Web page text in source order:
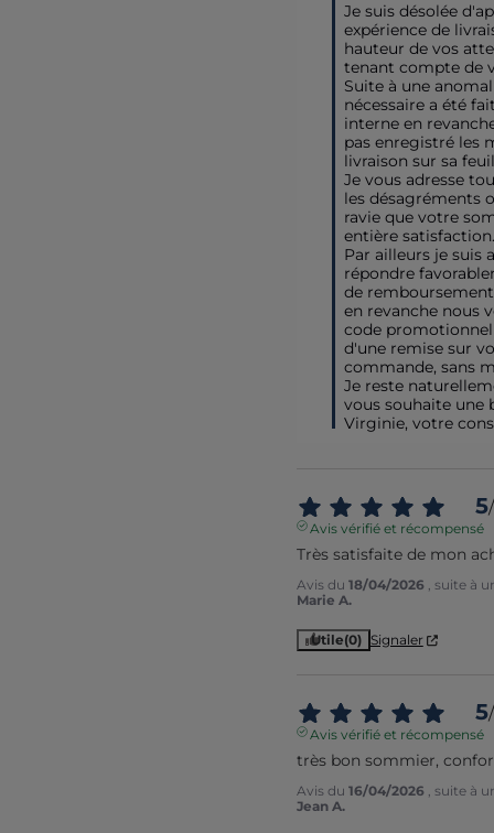
Je suis désolée
expérience de
hauteur de vos
tenant compte de
Suite à une
nécessaire a été
interne en
pas enregistré les
livraison sur sa
Je vous adresse
les désagréments
ravie que votre
entière satisfaction.
Par ailleurs je suis
répondre
de
en revanche nous
code
d'une remise sur
commande, sans
Je reste
vous souhaite une
Virginie, votre
5/
Avis vérifié et récompensé
Très satisfaite de mon
Avis du 18/04/2026 , suite à
Marie A.
Utile(0) Signaler
5/
Avis vérifié et récompensé
très bon sommier,
Avis du 16/04/2026 , suite à
Jean A.